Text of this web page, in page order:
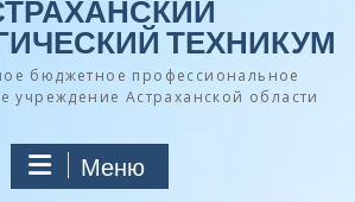
ТЕХНИКУМ
бюджетное профессиональное
учреждение Астраханской области
Меню